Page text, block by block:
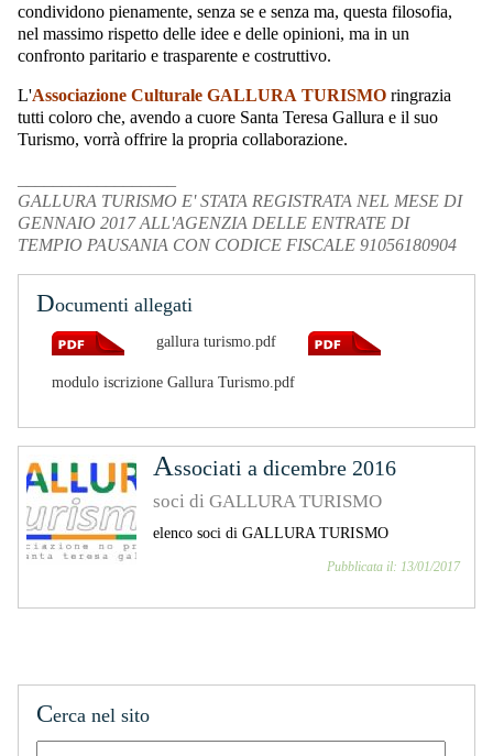
condividono pienamente, senza se e senza ma, questa filosofia,
nel massimo rispetto delle idee e delle opinioni, ma in un
confronto paritario e trasparente e costruttivo.
L'Associazione Culturale GALLURA TURISMO ringrazia
tutti coloro che, avendo a cuore Santa Teresa Gallura e il suo
Turismo, vorrà offrire la propria collaborazione.
GALLURA TURISMO E' STATA REGISTRATA NEL MESE DI
GENNAIO 2017 ALL'AGENZIA DELLE ENTRATE DI
TEMPIO PAUSANIA CON CODICE FISCALE 91056180904
Documenti allegati
gallura turismo.pdf
modulo iscrizione Gallura Turismo.pdf
Associati a dicembre 2016
soci di GALLURA TURISMO
elenco soci di GALLURA TURISMO
Pubblicata il: 13/01/2017
Cerca nel sito